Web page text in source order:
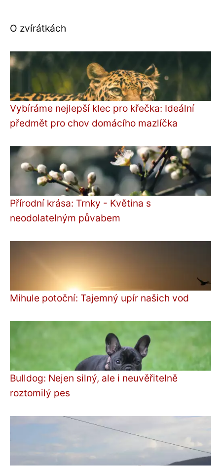
O zvírátkách
Vybíráme nejlepší klec pro křečka: Ideální
předmět pro chov domácího mazlíčka
Přírodní krása: Trnky - Květina s
neodolatelným půvabem
Mihule potoční: Tajemný upír našich vod
Bulldog: Nejen silný, ale i neuvěřitelně
roztomilý pes